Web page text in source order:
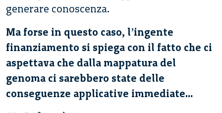
generare conoscenza.
Ma forse in questo caso, l’ingente
finanziamento si spiega con il fatto che ci
aspettava che dalla mappatura del
genoma ci sarebbero state delle
conseguenze applicative immediate…